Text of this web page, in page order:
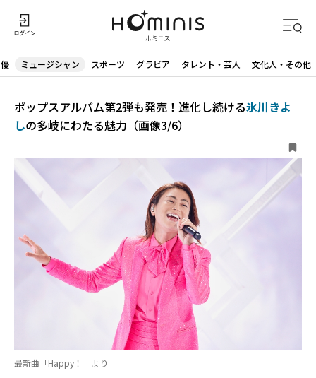
ミュージシャン スポーツ グラビア タレント・芸人 文化人・その他
ポップスアルバム第2弾も発売！進化し続ける氷川きよ
しの多岐にわたる魅力（画像3/6）
最新曲「Happy！」より